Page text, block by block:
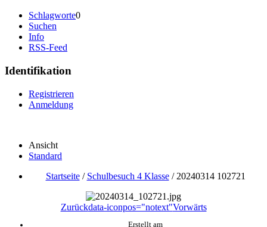
Schlagworte0
Suchen
Info
RSS-Feed
Identifikation
Registrieren
Anmeldung
Ansicht
Standard
Startseite/ Schulbesuch 4 Klasse/ 20240314 102721
Zurückdata-iconpos="notext"Vorwärts
Erstellt am